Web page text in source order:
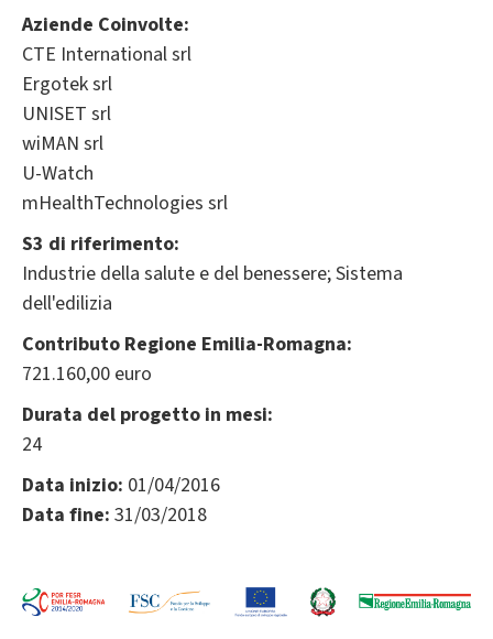
Aziende Coinvolte:
CTE International srl
Ergotek srl
UNISET srl
wiMAN srl
U-Watch
mHealthTechnologies srl
S3 di riferimento:
Industrie della salute e del benessere; Sistema
dell'edilizia
Contributo Regione Emilia-Romagna:
721.160,00 euro
Durata del progetto in mesi:
24
Data inizio: 01/04/2016
Data fine: 31/03/2018